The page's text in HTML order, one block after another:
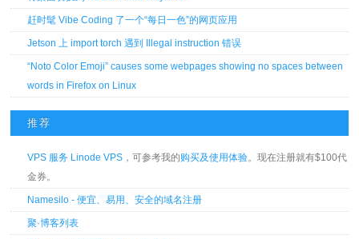
赶时髦 Vibe Coding 了一个“每日一色”的网页应用
Jetson 上 import torch 遇到 Illegal instruction 错误
“Noto Color Emoji” causes some webpages showing no spaces between
words in Firefox on Linux
推荐
VPS 服务 Linode VPS ，可参考我的购买及使用体验。现在注册就有$100代
金券。
Namesilo - 便宜、易用、安全的域名注册
聚·博客列表